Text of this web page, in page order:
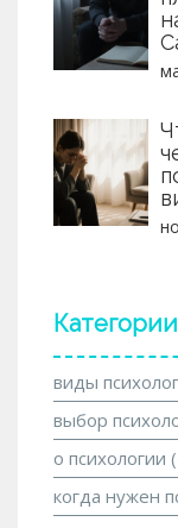
Категории
виды
выбор
о психологии
когда нужен